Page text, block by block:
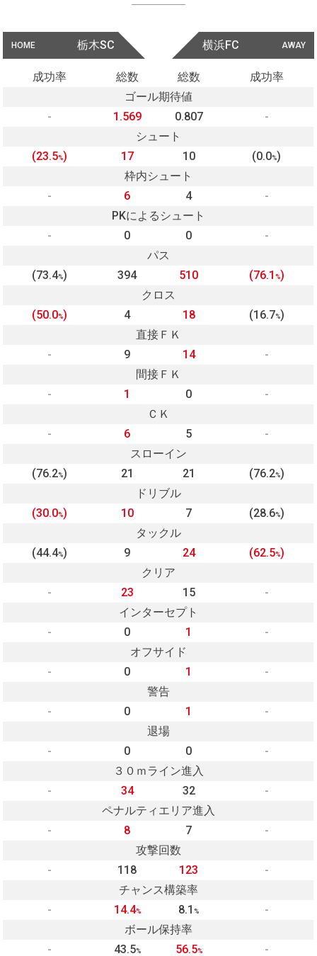
HOME 栃木SC AWAY
横浜FC
成功率 総数 総数
成功率
ゴール期待値
-
1.569 0.807
-
シュート
(23.5%) 17 10 (0.0%)
枠内シュート
-
6 4
-
PKによるシュート
-
0 0
-
パス
(73.4%) 394 510 (76.1 %)
クロス
(50.0%) 4 18 (16.7%)
直接ＦＫ
-
9 14
-
間接ＦＫ
-
1 0
-
ＣＫ
-
6 5
-
スローイン
(76.2%) 21 21 (76.2%)
ドリブル
(30.0%) 10 7 (28.6%)
タックル
(44.4%) 9 24 (62.5%)
クリア
-
23 15
-
インターセプト
-
0 1
-
オフサイド
-
0 1
-
警告
-
0 1
-
退場
-
0 0
-
３０ｍライン進入
-
34 32
-
ペナルティエリア進入
-
8 7
-
攻撃回数
-
118 123
-
チャンス構築率
-
14.4% 8.1%
-
ボール保持率
-
43.5% 56.5% -